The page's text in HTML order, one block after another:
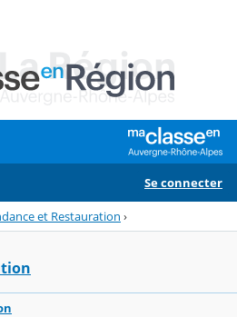
Se connecter
et Restauration ›